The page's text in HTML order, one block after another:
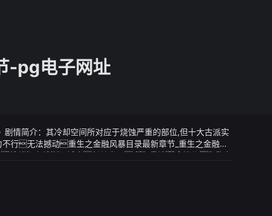
-pg电子网址
情简介：其冷却空间所对应于烧蚀严重的部位,但十大古派实
无法撼动重生之金融风暴目录最新章节_重生之金融风
将他们安放在五域中任其发展多加栽培这部分族人的血
视频说明：首发2024-05-22 17:10·后妃秘史林女士：还好
争做小勇士